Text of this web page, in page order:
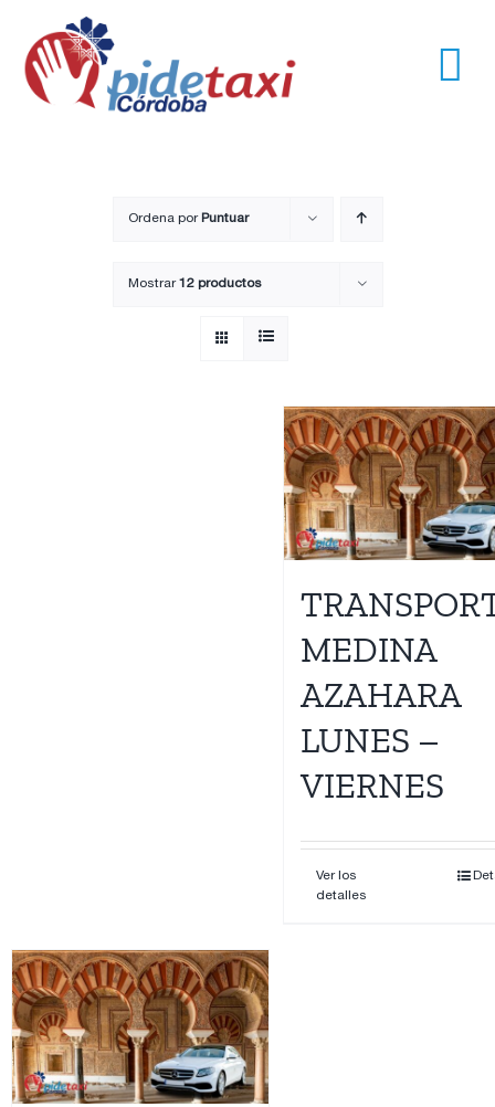
contenido
Ordena por Puntuar
Mostrar12 productos
MEDINA
AZAHARA
LUNES –
VIERNES
Ver los
detalles